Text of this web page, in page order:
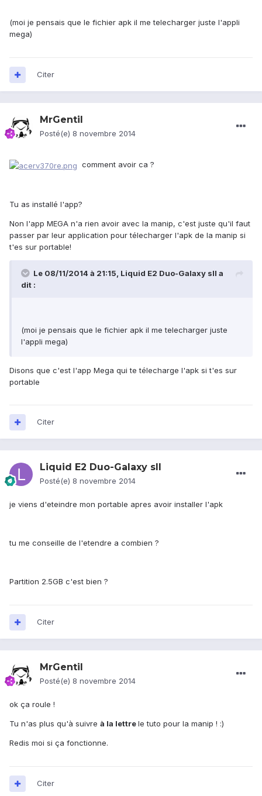
(moi je pensais que le fichier apk il me telecharger juste l'appli
mega)
Citer
MrGentil
Posté(e) 8 novembre 2014
comment avoir ca ?
Tu as installé l'app?
Non l'app MEGA n'a rien avoir avec la manip, c'est juste qu'il faut
passer par leur application pour télecharger l'apk de la manip si
t'es sur portable!
Le 08/11/2014 à 21:15, Liquid E2 Duo-Galaxy sII a
dit :
(moi je pensais que le fichier apk il me telecharger juste
l'appli mega)
Disons que c'est l'app Mega qui te télecharge l'apk si t'es sur
portable
Citer
Liquid E2 Duo-Galaxy sII
Posté(e) 8 novembre 2014
je viens d'eteindre mon portable apres avoir installer l'apk
tu me conseille de l'etendre a combien ?
Partition 2.5GB c'est bien ?
Citer
MrGentil
Posté(e) 8 novembre 2014
ok ça roule !
Tu n'as plus qu'à suivre à la lettrele tuto pour la manip ! :)
Redis moi si ça fonctionne.
Citer